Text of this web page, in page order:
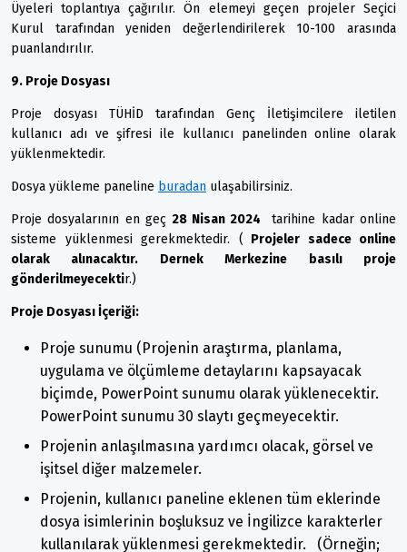
Üyeleri toplantıya çağırılır. Ön elemeyi geçen projeler Seçici
Kurul tarafından yeniden değerlendirilerek 10-100 arasında
puanlandırılır.
9. Proje Dosyası
Proje dosyası TÜHİD tarafından Genç İletişimcilere iletilen
kullanıcı adı ve şifresi ile kullanıcı panelinden online olarak
yüklenmektedir.
Dosya yükleme paneline buradan ulaşabilirsiniz.
Proje dosyalarının en geç 28 Nisan 2024
tarihine kadar online
sisteme yüklenmesi gerekmektedir. ( Projeler sadece online
olarak alınacaktır. Dernek Merkezine basılı proje
gönderilmeyecektir.)
Proje Dosyası İçeriği:
Proje sunumu (Projenin araştırma, planlama,
uygulama ve ölçümleme detaylarını kapsayacak
biçimde, PowerPoint sunumu olarak yüklenecektir.
PowerPoint sunumu 30 slaytı geçmeyecektir.
Projenin anlaşılmasına yardımcı olacak, görsel ve
işitsel diğer malzemeler.
Projenin, kullanıcı paneline eklenen tüm eklerinde
dosya isimlerinin boşluksuz ve İngilizce karakterler
kullanılarak yüklenmesi gerekmektedir. (Örneğin;